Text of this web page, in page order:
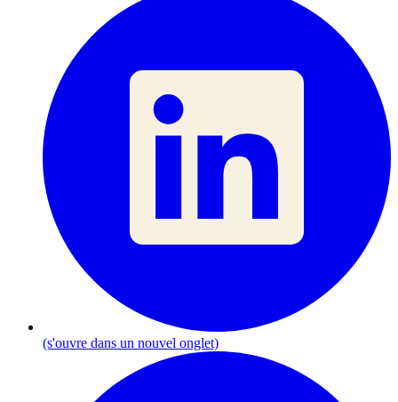
(s'ouvre dans un nouvel onglet)